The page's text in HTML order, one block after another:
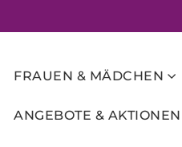
FRAUEN & MÄDCHEN
ANGEBOTE & AKTIONEN